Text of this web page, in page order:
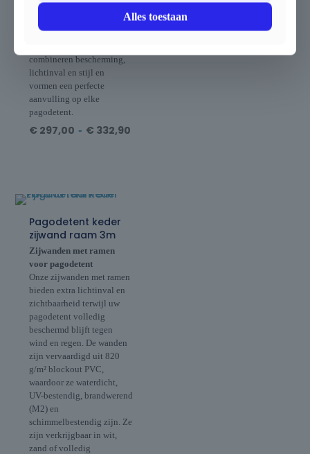
zijn de zijwanden
maken en te onderhouden.
combineren bescherming,
lichtinval en stijl en
vormen een perfecte
aanvulling op elke
pagodetent.
€ 297,00 - € 332,90
Pagodetent keder
zijwand raam 3m
Zijwanden met ramen
voor pagodetent
Onze zijwanden met ramen
bieden extra lichtinval en
zichtbaarheid terwijl uw
pagodetent volledig
beschermd blijft tegen
wind en regen. De wanden
zijn vervaardigd uit 820
g/m² blockout PVC,
waardoor ze waterdicht,
UV-bestendig, brandwerend
(M2) en
schimmelbestendig zijn. Ze
zijn verkrijgbaar in wit,
zand of volledig
Alles toestaan